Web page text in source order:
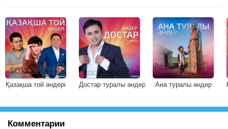
Қазақша той әндері Достар туралы әндер Ана туралы әндер
Комментарии